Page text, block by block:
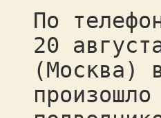
По
20
(Москва)